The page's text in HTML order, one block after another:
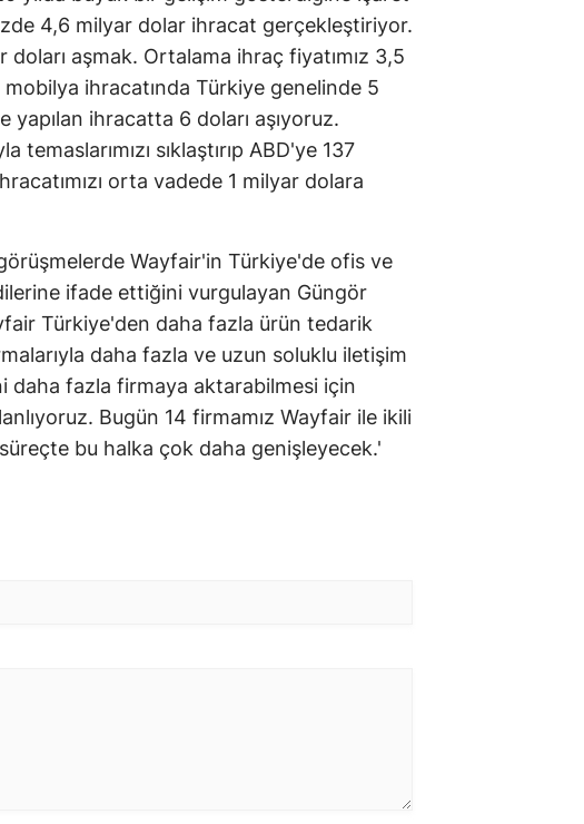
4,6 milyar dolar ihracat gerçekleştiriyor.
doları aşmak. Ortalama ihraç fiyatımız 3,5
ihracatında Türkiye genelinde 5
yapılan ihracatta 6 doları aşıyoruz.
sıklaştırıp ABD'ye 137
orta vadede 1 milyar dolara
Wayfair'in Türkiye'de ofis ve
ifade ettiğini vurgulayan Güngör
Türkiye'den daha fazla ürün tedarik
daha fazla ve uzun soluklu iletişim
daha fazla firmaya aktarabilmesi için
Bugün 14 firmamız Wayfair ile ikili
bu halka çok daha genişleyecek.'